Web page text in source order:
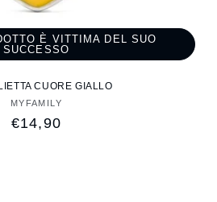
È VITTIMA DEL SUO
SUCCESSO
CUORE GIALLO
Fornitore:
MYFAMILY
Prezzo
€14,90